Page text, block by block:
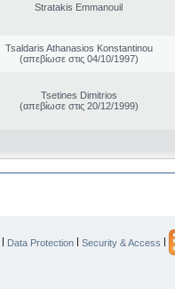
Stratakis Emmanouil
Tsaldaris Athanasios Konstantinou
(απεβίωσε στις 04/10/1997)
Tsetines Dimitrios
(απεβίωσε στις 20/12/1999)
| Data Protection | Security & Access |